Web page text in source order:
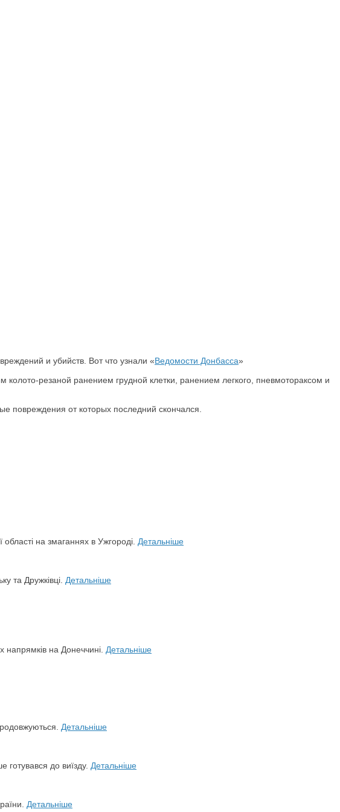
и убийств. Вот что узнали «Ведомости Донбасса»
резаной ранением грудной клетки, ранением легкого, пневмотораксом и
повреждения от которых последний скончался.
на змаганнях в Ужгороді. Детальніше
та Дружківці. Детальніше
напрямків на Донеччині. Детальніше
Детальніше
до виїзду. Детальніше
Детальніше